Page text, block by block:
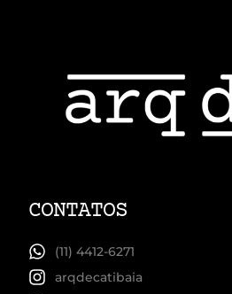
CONTATOS
(11) 4412-6271
arqdecatibaia